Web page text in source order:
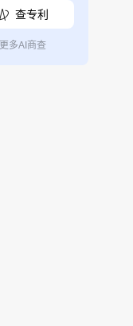
查专利
更多AI商查